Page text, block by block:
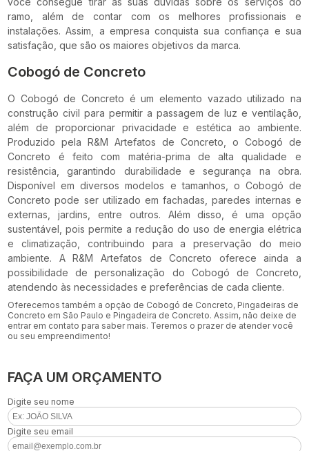
ramo, além de contar com os melhores profissionais e
instalações. Assim, a empresa conquista sua confiança e sua
satisfação, que são os maiores objetivos da marca.
Cobogó de Concreto
O Cobogó de Concreto é um elemento vazado utilizado na
construção civil para permitir a passagem de luz e ventilação,
além de proporcionar privacidade e estética ao ambiente.
Produzido pela R&M Artefatos de Concreto, o Cobogó de
Concreto é feito com matéria-prima de alta qualidade e
resistência, garantindo durabilidade e segurança na obra.
Disponível em diversos modelos e tamanhos, o Cobogó de
Concreto pode ser utilizado em fachadas, paredes internas e
externas, jardins, entre outros. Além disso, é uma opção
sustentável, pois permite a redução do uso de energia elétrica
e climatização, contribuindo para a preservação do meio
ambiente. A R&M Artefatos de Concreto oferece ainda a
possibilidade de personalização do Cobogó de Concreto,
atendendo às necessidades e preferências de cada cliente.
Oferecemos também a opção de Cobogó de Concreto, Pingadeiras de
Concreto em São Paulo e Pingadeira de Concreto. Assim, não deixe de
entrar em contato para saber mais. Teremos o prazer de atender você
ou seu empreendimento!
FAÇA UM ORÇAMENTO
Digite seu nome
Digite seu email